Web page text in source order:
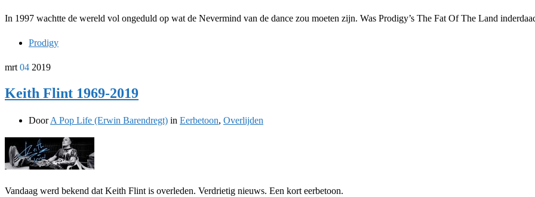
In 1997 wachtte de wereld vol ongeduld op wat de Nevermind van de dance zou moeten zijn. Was Prodigy’s The Fat Of The Land
Prodigy
mrt 04 2019
Keith Flint 1969-2019
DoorA Pop Life (Erwin Barendregt) in Eerbetoon, Overlijden
Vandaag werd bekend dat Keith Flint is overleden. Verdrietig nieuws. Een kort eerbetoon.